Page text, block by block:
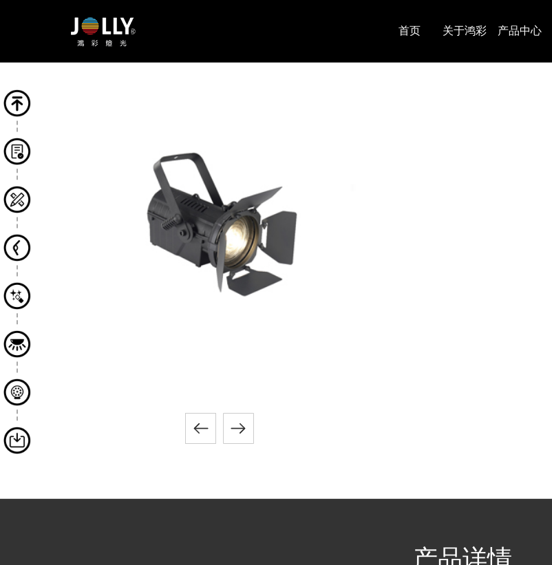
首页 关于鸿彩 产品中心
产品详情